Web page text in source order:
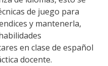
de juego para
y mantenerla,
en clase de español
docente.